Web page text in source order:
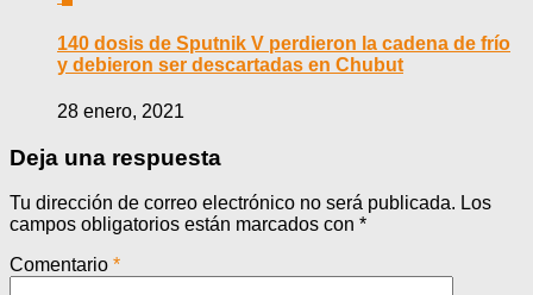
140 dosis de Sputnik V perdieron la cadena de frío
y debieron ser descartadas en Chubut
28 enero, 2021
Deja una respuesta
Tu dirección de correo electrónico no será publicada. Los
campos obligatorios están marcados con *
Comentario *